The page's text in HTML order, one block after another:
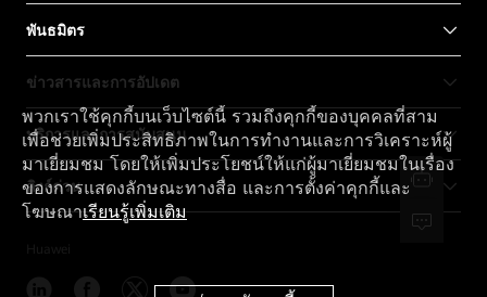
พันธมิตร
ข่าวสารและการอัปเดต
บริการและการสนับสนุน
ลิงก์ด่วน
พวกเราใช้คุกกี้บนเว็บไซต์นี้ รวมถึงคุกกี้ของบุคคลที่สาม
เพื่อช่วยเพิ่มประสิทธิภาพในการทำงานและการวิเคราะห์ผู้
มาเยี่ยมชม โดยให้เพิ่มประโยชน์ให้แก่ผู้มาเยี่ยมชมในเรื่อง
ของการแสดงลักษณะทางสื่อ และการตั้งค่าคุกกี้และ
โฆษณาเรียนรู้เพิ่มเติม